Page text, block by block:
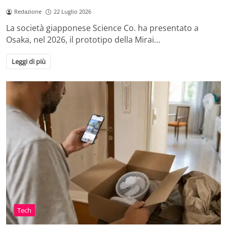
Redazione 22 Luglio 2026
La società giapponese Science Co. ha presentato a
Osaka, nel 2026, il prototipo della Mirai…
Leggi di più
Tech